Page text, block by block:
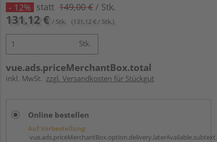
- 12% statt 149,00 € / Stk.
131,12 € / Stk. (131,12 € / Stk.)
Stk.
vue.ads.priceMerchantBox.total
inkl. MwSt. zzgl. Versandkosten für Stückgut
Online bestellen
Auf Vorbestellung:
vue.ads.priceMerchantBox.option.delivery.laterAvailable.subtext